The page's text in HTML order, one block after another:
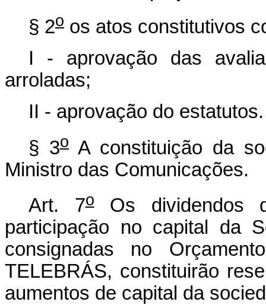
§ 2o os atos constitutivos
I - aprovação das
arroladas;
II - aprovação do estatutos.
§ 3oA constituição da
Ministro das Comunicações.
Art. 7oOs dividendos
participação no capital da
consignadas no
TELEBRÁS, constituirão
aumentos de capital da